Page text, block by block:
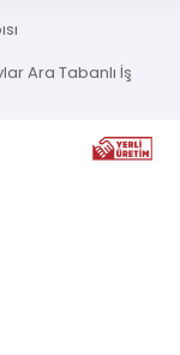
Ara Tabanlı İş